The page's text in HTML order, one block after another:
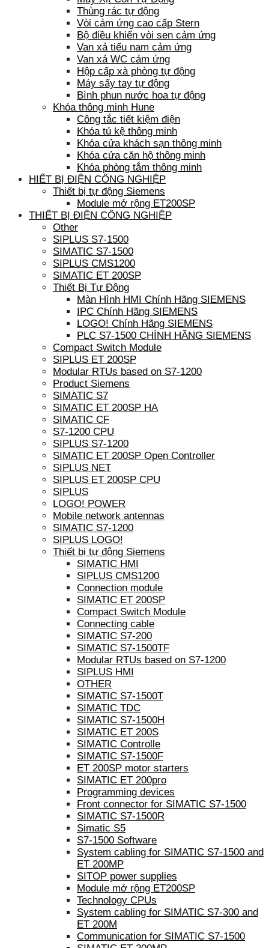
Thùng rác tự động
Vòi cảm ứng cao cấp Stern
Bộ điều khiển vòi sen cảm ứng
Van xả tiểu nam cảm ứng
Van xả WC cảm ứng
Hộp cấp xà phòng tự động
Máy sấy tay tự động
Bình phun nước hoa tự động
Khóa thông minh Hune
Công tắc tiết kiệm điện
Khóa tủ kệ thông minh
Khóa cửa khách sạn thông minh
Khóa cửa căn hộ thông minh
Khóa phòng tắm thông minh
HIẾT BỊ ĐIỆN CÔNG NGHIỆP
Thiết bị tự động Siemens
Module mở rộng ET200SP
THIẾT BỊ ĐIỆN CÔNG NGHIỆP
Other
SIPLUS S7-1500
SIMATIC S7-1500
SIPLUS CMS1200
SIMATIC ET 200SP
Thiết Bị Tự Động
Màn Hình HMI Chính Hãng SIEMENS
IPC Chính Hãng SIEMENS
LOGO! Chính Hãng SIEMENS
PLC S7-1500 CHÍNH HÃNG SIEMENS
Compact Switch Module
SIPLUS ET 200SP
Modular RTUs based on S7-1200
Product Siemens
SIMATIC S7
SIMATIC ET 200SP HA
SIMATIC CF
S7-1200 CPU
SIPLUS S7-1200
SIMATIC ET 200SP Open Controller
SIPLUS NET
SIPLUS ET 200SP CPU
SIPLUS
LOGO! POWER
Mobile network antennas
SIMATIC S7-1200
SIPLUS LOGO!
Thiết bị tự động Siemens
SIMATIC HMI
SIPLUS CMS1200
Connection module
SIMATIC ET 200SP
Compact Switch Module
Connecting cable
SIMATIC S7-200
SIMATIC S7-1500TF
Modular RTUs based on S7-1200
SIPLUS HMI
OTHER
SIMATIC S7-1500T
SIMATIC TDC
SIMATIC S7-1500H
SIMATIC ET 200S
SIMATIC Controlle
SIMATIC S7-1500F
ET 200SP motor starters
SIMATIC ET 200pro
Programming devices
Front connector for SIMATIC S7-1500
SIMATIC S7-1500R
Simatic S5
S7-1500 Software
System cabling for SIMATIC S7-1500 and
ET 200MP
SITOP power supplies
Module mở rộng ET200SP
Technology CPUs
System cabling for SIMATIC S7-300 and
ET 200M
Communication for SIMATIC S7-1500